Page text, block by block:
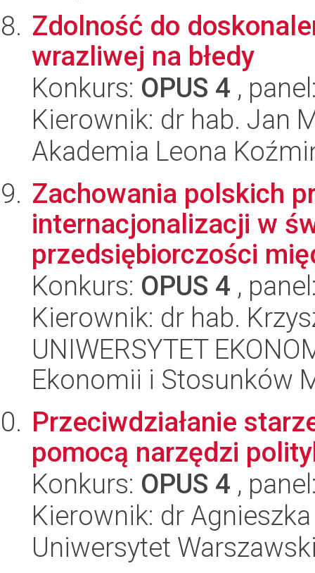
Zdolność do
wrazliwej na błedy
Konkurs: OPUS 4 ,
Kierownik: dr hab. Jan
Akademia Leona
Zachowania polskich
internacjonalizacji w
przedsiębiorczości
Konkurs: OPUS 4 ,
Kierownik: dr hab.
UNIWERSYTET
Ekonomii i Stosunków
Przeciwdziałanie
pomocą narzędzi
Konkurs: OPUS 4 ,
Kierownik: dr
Uniwersytet